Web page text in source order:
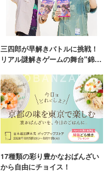
三四郎が早解きバトルに挑戦！
リアル謎解きゲームの舞台"錦糸
17種類の彩り豊かなおばんざい
から自由にチョイス！